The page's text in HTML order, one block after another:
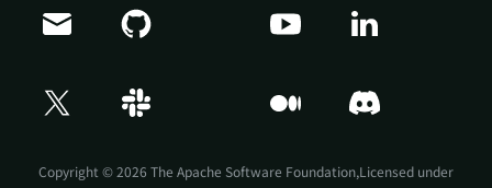
Copyright © 2026 The Apache Software Foundation,Licensed under
Doris Summit 26